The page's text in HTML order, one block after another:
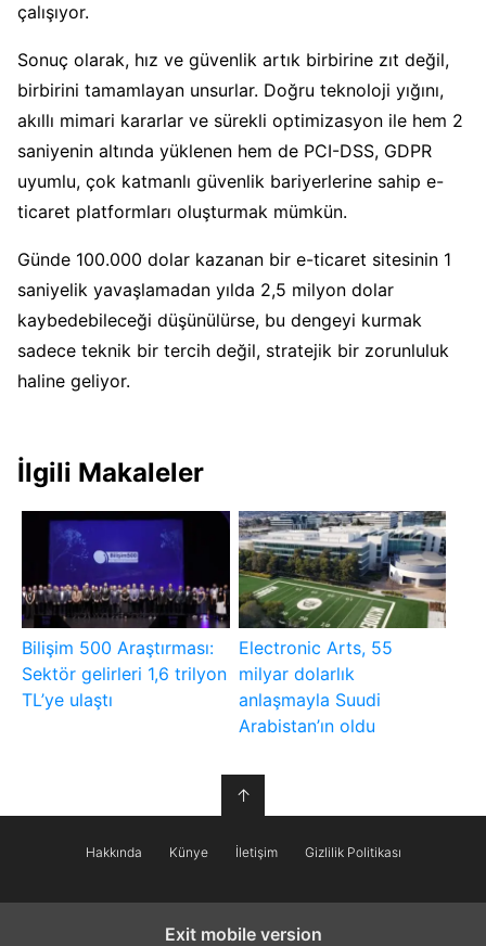
çalışıyor.
Sonuç olarak, hız ve güvenlik artık birbirine zıt değil,
birbirini tamamlayan unsurlar. Doğru teknoloji yığını,
akıllı mimari kararlar ve sürekli optimizasyon ile hem 2
saniyenin altında yüklenen hem de PCI-DSS, GDPR
uyumlu, çok katmanlı güvenlik bariyerlerine sahip e-
ticaret platformları oluşturmak mümkün.
Günde 100.000 dolar kazanan bir e-ticaret sitesinin 1
saniyelik yavaşlamadan yılda 2,5 milyon dolar
kaybedebileceği düşünülürse, bu dengeyi kurmak
sadece teknik bir tercih değil, stratejik bir zorunluluk
haline geliyor.
İlgili Makaleler
Bilişim 500 Araştırması:
Sektör gelirleri 1,6 trilyon
TL’ye ulaştı
Electronic Arts, 55
milyar dolarlık
anlaşmayla Suudi
Arabistan’ın oldu
↑
Hakkında Künye İletişim Gizlilik Politikası
Exit mobile version